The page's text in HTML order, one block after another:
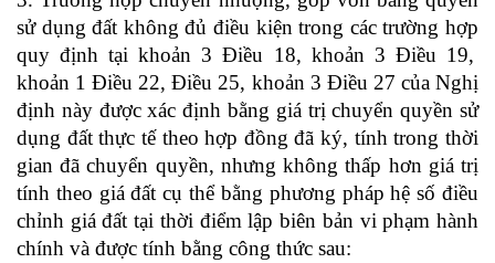
sử dụng đất không đủ điều kiệntrong các trường hợp
quy định tại khoản 3 Điều 18, khoản 3 Điều 19,
khoản 1 Điều 22, Điều 25, khoản 3 Điều 27 của Nghị
định này được xác định bằng giá trị chuyểnquyền sử
dụng đất thực tế theo hợp đồng đã ký, tính trong thời
gian đã chuyển quyền, nhưng không thấp hơn giá trị
tính theo giá đất cụ thể bằng phương pháp hệ số điều
chỉnh giá đấttại thời điểmlập biên bản vi phạm hành
chính và được tính bằng công thức sau: